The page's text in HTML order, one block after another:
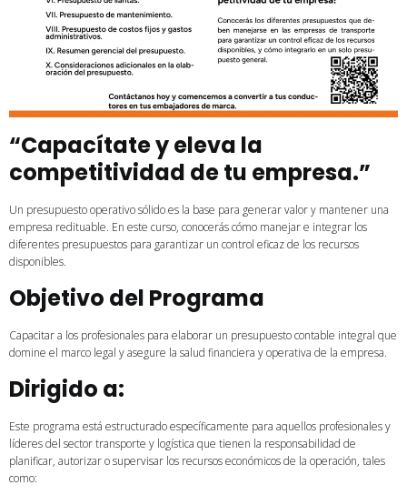
“Capacítate y eleva la
competitividad de tu empresa.”
Un presupuesto operativo sólido es la base para generar valor y mantener una
empresa redituable. En este curso, conocerás cómo manejar e integrar los
diferentes presupuestos para garantizar un control eficaz de los recursos
disponibles.
Objetivo del Programa
Capacitar a los profesionales para elaborar un presupuesto contable integral que
domine el marco legal y asegure la salud financiera y operativa de la empresa.
Dirigido a:
Este programa está estructurado específicamente para aquellos profesionales y
líderes del sector transporte y logística que tienen la responsabilidad de
planificar, autorizar o supervisar los recursos económicos de la operación, tales
como: